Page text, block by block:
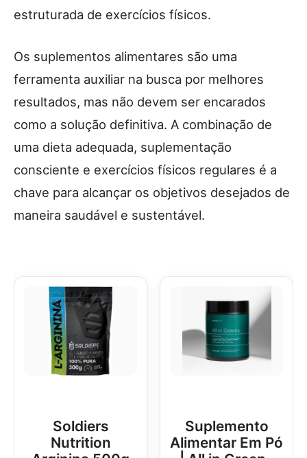
estruturada de exercícios físicos.
Os suplementos alimentares são uma
ferramenta auxiliar na busca por melhores
resultados, mas não devem ser encarados
como a solução definitiva. A combinação de
uma dieta adequada, suplementação
consciente e exercícios físicos regulares é a
chave para alcançar os objetivos desejados de
maneira saudável e sustentável.
Soldiers
Nutrition
Suplemento
Alimentar Em Pó